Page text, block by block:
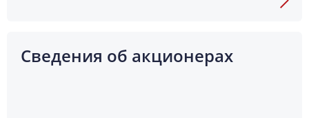
Сведения об акционерах